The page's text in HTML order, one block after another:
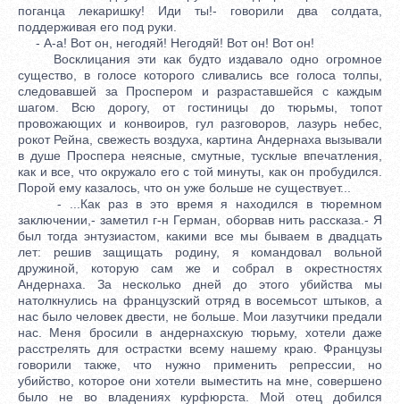
поганца лекаришку! Иди ты!- говорили два солдата,
поддерживая его под руки.
- А-а! Вот он, негодяй! Негодяй! Вот он! Вот он!
Восклицания эти как будто издавало одно огромное
существо, в голосе которого сливались все голоса толпы,
следовавшей за Проспером и разраставшейся с каждым
шагом. Всю дорогу, от гостиницы до тюрьмы, топот
провожающих и конвоиров, гул разговоров, лазурь небес,
рокот Рейна, свежесть воздуха, картина Андернаха вызывали
в душе Проспера неясные, смутные, тусклые впечатления,
как и все, что окружало его с той минуты, как он пробудился.
Порой ему казалось, что он уже больше не существует...
- ...Как раз в это время я находился в тюремном
заключении,- заметил г-н Герман, оборвав нить рассказа.- Я
был тогда энтузиастом, какими все мы бываем в двадцать
лет: решив защищать родину, я командовал вольной
дружиной, которую сам же и собрал в окрестностях
Андернаха. За несколько дней до этого убийства мы
натолкнулись на французский отряд в восемьсот штыков, а
нас было человек двести, не больше. Мои лазутчики предали
нас. Меня бросили в андернахскую тюрьму, хотели даже
расстрелять для острастки всему нашему краю. Французы
говорили также, что нужно применить репрессии, но
убийство, которое они хотели выместить на мне, совершено
было не во владениях курфюрста. Мой отец добился